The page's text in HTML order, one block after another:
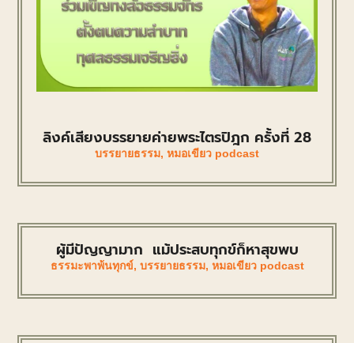
ลิงค์เสียงบรรยายค่ายพระไตรปิฎก ครั้งที่ 28
บรรยายธรรม, หมอเขียว podcast
ผู้มีปัญญามาก แม้ประสบทุกข์ก็หาสุขพบ
ธรรมะพาพ้นทุกข์, บรรยายธรรม, หมอเขียว podcast